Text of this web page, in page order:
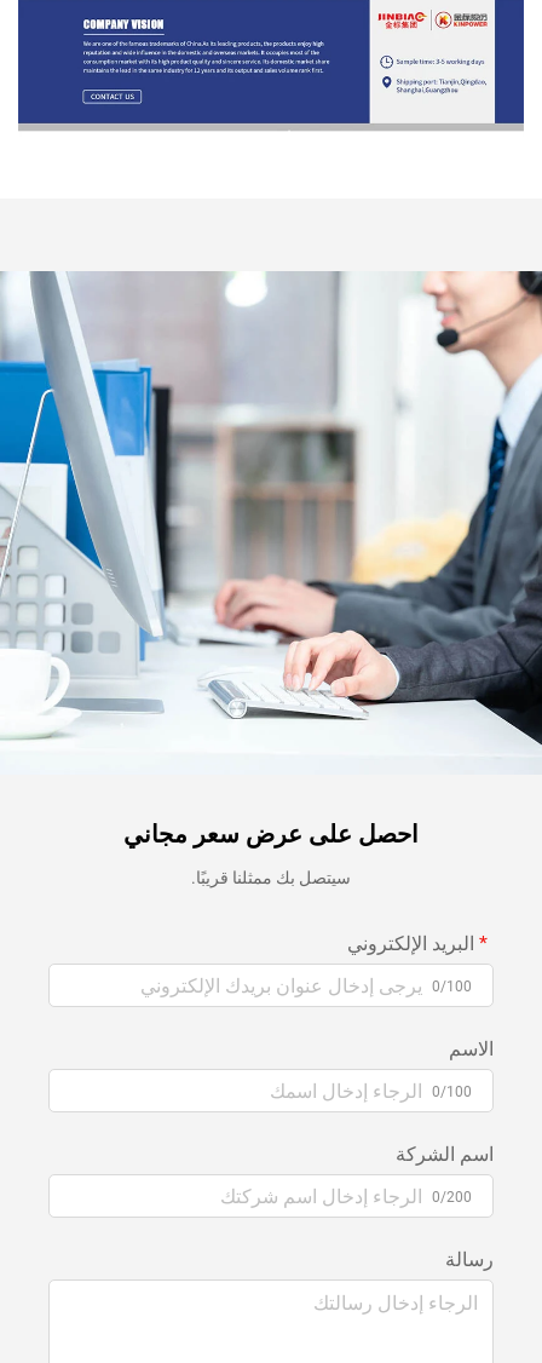
احصل على عرض سعر مجاني
سيتصل بك ممثلنا قريبًا.
البريد الإلكتروني
0/100
الاسم
0/100
اسم الشركة
0/200
رسالة